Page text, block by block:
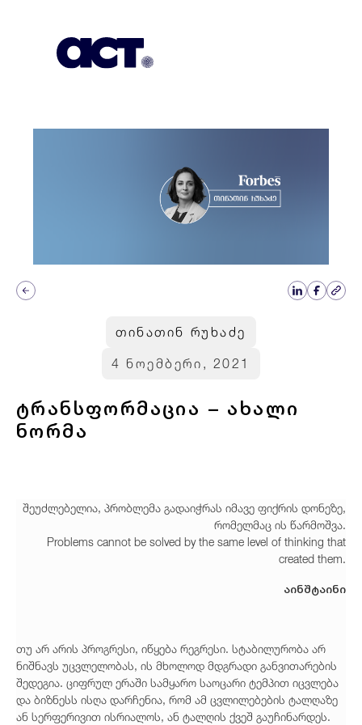
თინათინ რუხაძე
4 ნოემბერი, 2021
ტრანსფორმაცია – ახალი
ნორმა
შეუძლებელია, პრობლემა გადაიჭრას იმავე ფიქრის დონეზე,
რომელმაც ის წარმოშვა.
Problems cannot be solved by the same level of thinking that
created them.
აინშტაინი
თუ არ არის პროგრესი, იწყება რეგრესი. სტაბილურობა არ
ნიშნავს უცვლელობას, ის მხოლოდ მდგრადი განვითარების
შედეგია. ციფრულ ერაში სამყარო საოცარი ტემპით იცვლება
და ბიზნესს ისღა დარჩენია, რომ ამ ცვლილებების ტალღაზე
ან სერფერივით ისრიალოს, ან ტალღის ქვეშ გაუჩინარდეს.